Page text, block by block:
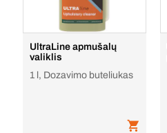
UltraLine apmušalų
valiklis
1 l, Dozavimo buteliukas